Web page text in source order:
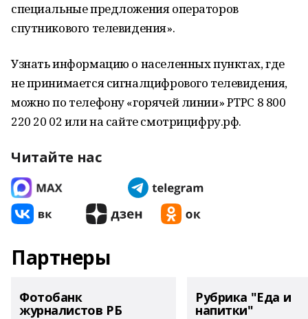
специальные предложения операторов
спутникового телевидения».
Узнать информацию о населенных пунктах, где
не принимается сигналцифрового телевидения,
можно по телефону «горячей линии» РТРС 8 800
220 20 02 или на сайте смотрицифру.рф.
Читайте нас
Партнеры
Фотобанк
журналистов РБ
Рубрика "Еда и
напитки"